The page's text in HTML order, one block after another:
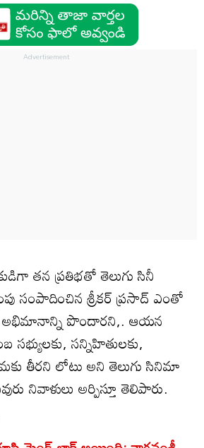
తన ప్రతిభతో తెలుగు సినీ
సంపాదించిన శ్రీకర్ ప్రసాద్ ఎంతో
అభిమానాన్ని పొందారని,. ఆయన
సన్నిహితులకు,
తీరని లోటు అని తెలుగు సినిమా
నివాళులు అర్పిస్తూ తెలిపారు.